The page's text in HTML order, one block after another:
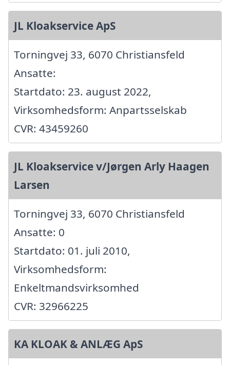
JL Kloakservice ApS
Torningvej 33, 6070 Christiansfeld
Ansatte:
Startdato: 23. august 2022,
Virksomhedsform: Anpartsselskab
CVR: 43459260
JL Kloakservice v/Jørgen Arly Haagen
Larsen
Torningvej 33, 6070 Christiansfeld
Ansatte: 0
Startdato: 01. juli 2010,
Virksomhedsform:
Enkeltmandsvirksomhed
CVR: 32966225
KA KLOAK & ANLÆG ApS